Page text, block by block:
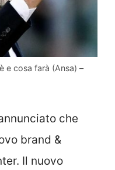
e cosa farà (Ansa) –
che
brand &
Il nuovo